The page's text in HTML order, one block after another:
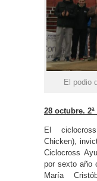
El podio
28 octubre.
El
Chicken),
Ciclocross
por sexto año
María